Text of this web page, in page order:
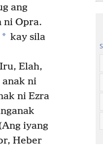
ang
ni Opra.
* kay sila
Elah,
anak ni
ni Ezra
iyang
Heber